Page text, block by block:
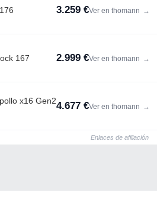
3.259 €Ver en thomann →
167 2.999 €Ver en thomann →
x16 Gen24.677 €Ver en thomann →
Enlaces de afiliación